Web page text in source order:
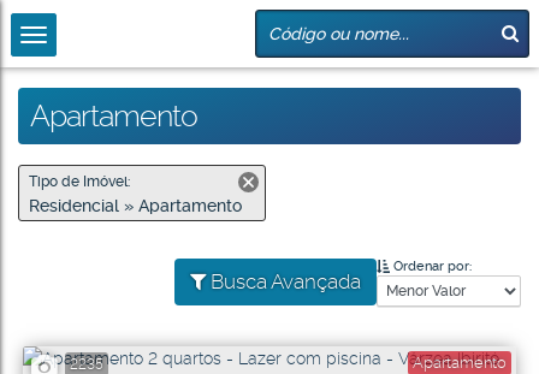
Apartamento
Tipo de Imóvel:
Residencial » Apartamento
Busca Avançada
Ordenar por:
2235 Apartamento